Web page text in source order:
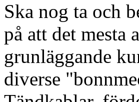
Ska nog ta och
på att det mesta
grunläggande
diverse